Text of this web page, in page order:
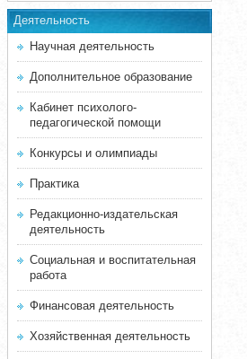
Деятельность
Научная деятельность
Дополнительное образование
Кабинет психолого-
педагогической помощи
Конкурсы и олимпиады
Практика
Редакционно-издательская
деятельность
Социальная и воспитательная
работа
Финансовая деятельность
Хозяйственная деятельность